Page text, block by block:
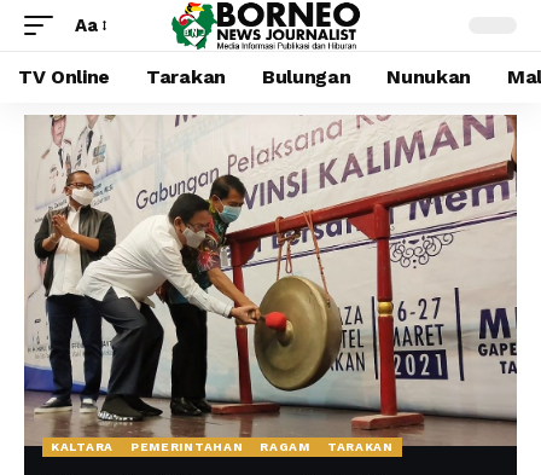
Aa
TV Online Tarakan Bulungan Nunukan
KALTARA PEMERINTAHAN RAGAM TARAKAN